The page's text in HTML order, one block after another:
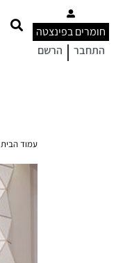
חומרים בפינצטה
התחבר | הרשם
עמוד הבית